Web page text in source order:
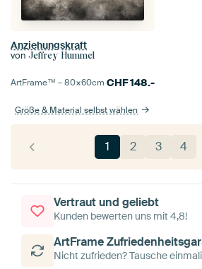
Anziehungskraft
von Jeffrey Hummel
ArtFrame™ –80×60cm CHF148.-
Größe & Material selbst wählen
1 2 3 4
Vertraut und geliebt
Kunden bewerten uns mit 4,8!
ArtFrame
Nicht zufrieden? Tausche